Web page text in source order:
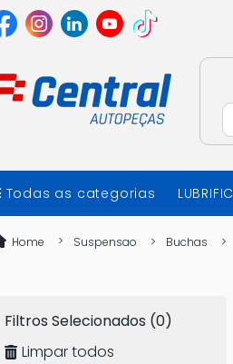
Todas as categorias
Home Suspensao Buchas
Filtros Selecionados (0)
Limpar todos